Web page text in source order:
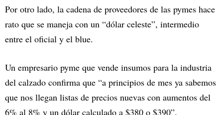
Por otro lado, la cadena de proveedores de las pymes hace
rato que se maneja con un “dólar celeste”, intermedio
entre el oficial y el blue.
Un empresario pyme que vende insumos para la industria
del calzado confirma que “a principios de mes ya sabemos
que nos llegan listas de precios nuevas con aumentos del
6% al 8% y un dólar calculado a $380 o $390”.